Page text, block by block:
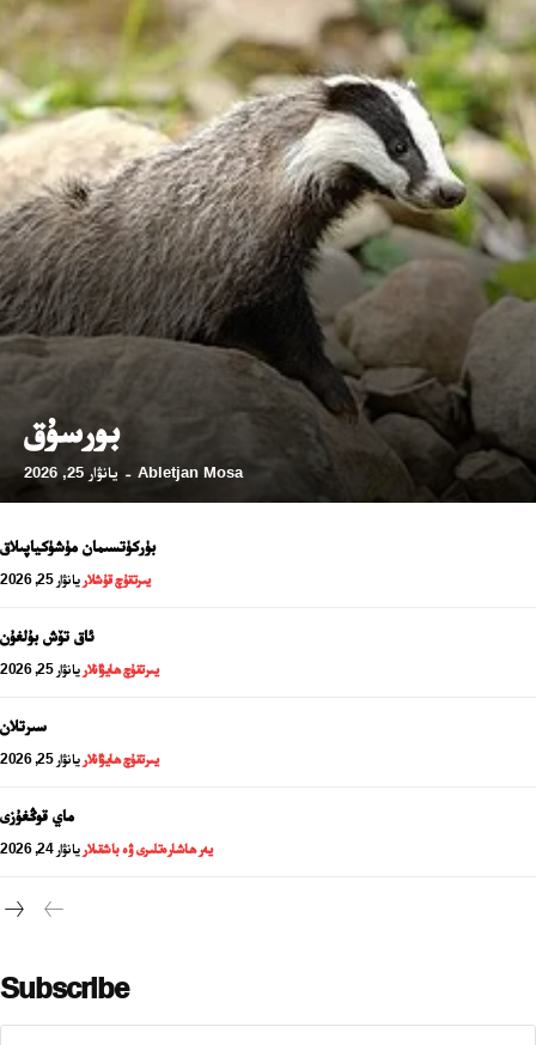
بورسۇق
Abletjan Mosa
- يانۋار 25, 2026
بۈركۈتسىمان مۈشۈكياپىلاق
يىرتقۇچ قۇشلار يانۋار 25, 2026
ئاق تۆش بۇلغۇن
يىرتقۇچ ھايۋانلار يانۋار 25, 2026
سىرتلان
يىرتقۇچ ھايۋانلار يانۋار 25, 2026
ماي قوڭغۇزى
يەر ھاشارەتلىرى ۋە باشقىلار يانۋار 24, 2026
Subscribe